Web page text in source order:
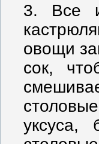
3. Все
овощи
сок,
уксуса,